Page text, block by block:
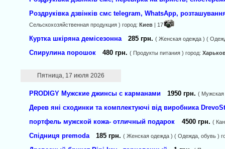
Роздруківка дзвінків смс telegram, WhatsApp,
Сельскохозяйственная продукция ) город: Киев| 17
Куртка шкіряна демісезонна 285 грн. ( Женская одежда ) (
Спирулина порошок 480 грн. ( Продукты питания ) город:
Пятница, 17 июля 2026
PRODIGY Мужские джинсы с карманами 1950 грн. ( Мужская
Дерев яні сходинки та комплектуючі від виробника
портфель мужской кожа- отличный подарок
4500 грн. (
Спідниця premoda 185 грн. ( Женская одежда ) ( Одежда, обувь )